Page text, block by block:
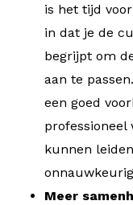
is het tijd
in dat je de
begrijpt om
aan te
een goed
kunnen
Meer